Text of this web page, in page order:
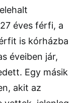
éves férfi, a
is kórházba
éveiben jár,
Egy másik
akit az